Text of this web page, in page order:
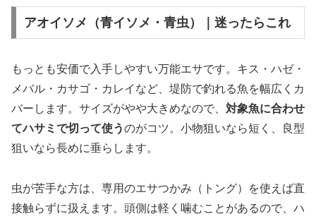
アオイソメ（青イソメ・青虫）｜迷ったらこれ
もっとも安価で入手しやすい万能エサです。キス・ハゼ・
メバル・カサゴ・カレイなど、堤防で釣れる魚を幅広くカ
バーします。サイズがやや大きめなので、 対象魚に合わせ
てハサミで切って使うのがコツ。小物狙いなら短く、良型
狙いなら長めに垂らします。
虫が苦手な方は、専用のエサつかみ（トング）を使えば直
接触らずに扱えます。頭側は軽く噛むことがあるので、ハ